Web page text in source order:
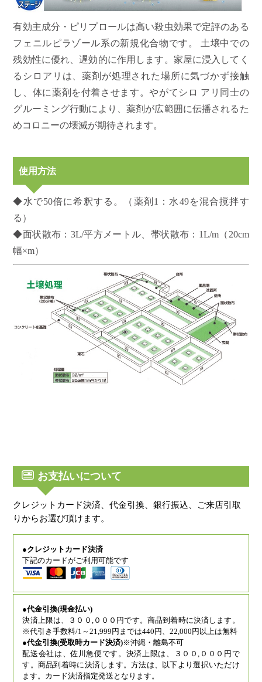
有効主成分・ピリプロールは高い殺虫効果で定評のある
フェニルピラゾール系の新規化合物です。 土壌中での
残効性に優れ、遅効的に作用します。家屋に浸入してく
るシロアリは、薬剤が処理された場所に気づかず接触
し、体に薬剤を付着させます。やがてシロ アリ同士の
グルーミング行動により、薬剤が広範囲に伝播されるた
めコロニーの壊滅が期待されます。
使用方法
◆水で50倍に希釈する。（薬剤1：水49を混合撹拌す
る）
◆面状散布：3L/平方メートル、帯状散布：1L/m（20cm
幅×m）
お支払いについて
クレジットカード決済、代金引換、銀行振込、ご来店引取
りからお選び頂けます。
●クレジットカード決済
下記のカードがご利用可能です
●代金引換(現金払い)
決済上限は、３００,０００円です。商品到着時に決済します。
※代引き手数料/1～21,999円までは440円、22,000円以上は無料
●代金引換(受取時カード決済)※沖縄・離島不可
配送会社は、佐川急便です。決済上限は、３００,０００円で
す。商品到着時に決済します。方法は、以下より選択いただけ
ます。カード決済指定発送となります。